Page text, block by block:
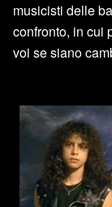
musicisti delle
confronto, in cui
voi se siano